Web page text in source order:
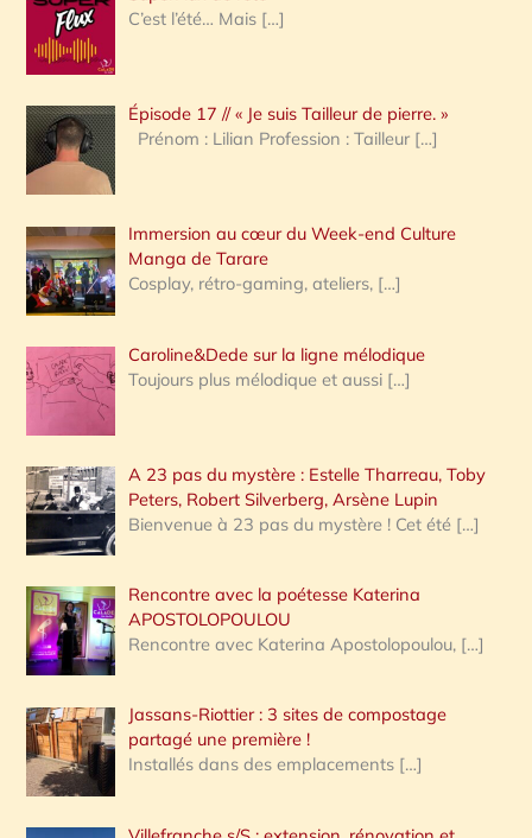
e
r
c
h
e
:
C’est l’été… Mais […]
Épisode 17 // « Je suis Tailleur de pierre. »
Prénom : Lilian Profession : Tailleur […]
Immersion au cœur du Week-end Culture
Manga de Tarare
Cosplay, rétro-gaming, ateliers, […]
Caroline&Dede sur la ligne mélodique
Toujours plus mélodique et aussi […]
A 23 pas du mystère : Estelle Tharreau, Toby
Peters, Robert Silverberg, Arsène Lupin
Bienvenue à 23 pas du mystère ! Cet été […]
Rencontre avec la poétesse Katerina
APOSTOLOPOULOU
Rencontre avec Katerina Apostolopoulou, […]
Jassans-Riottier : 3 sites de compostage
partagé une première !
Installés dans des emplacements […]